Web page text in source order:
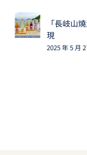
「長岐山
現
2025 年 5 月